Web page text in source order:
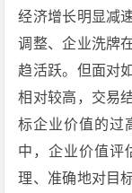
经济增长明显减
调整、企业洗牌
趋活跃。但面对
相对较高，交易
标企业价值的过
中，企业价值评
理、准确地对目